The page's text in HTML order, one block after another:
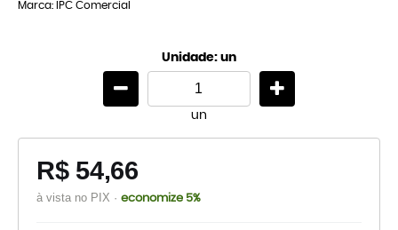
Marca: IPC Comercial
Unidade: un
un
R$ 54,66
à vista no PIX · economize 5%